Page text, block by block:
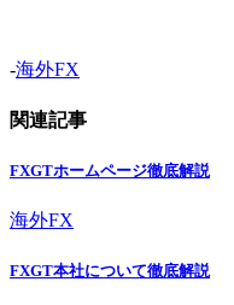
-海外FX
関連記事
FXGTホームページ徹底解説
海外FX
FXGT本社について徹底解説